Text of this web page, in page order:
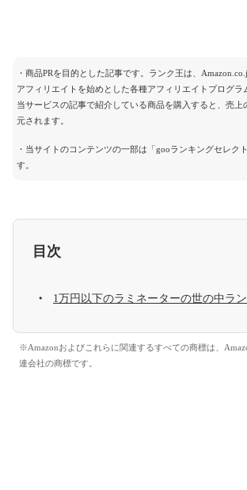
・商品PRを目的とした記事です。ランク王は、
アフィリエイトを始めとした各種アフィリエイトプログラ
当サービスの記事で紹介している商品を購入すると、売上
元されます。
・当サイトのコンテンツの一部は「gooランキングセレク
す。
目次
1万円以下のラミネーターの世の中ラ
※Amazonおよびこれらに関連するすべての商標は、
連会社の商標です。